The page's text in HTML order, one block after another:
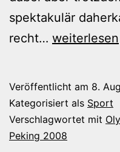
spektakulär
recht… Dirk
die
Fahne
ins
weiterlesen
Veröffentlicht am 8.
Kategorisiert als Sport
Verschlagwortet mit
Peking 2008